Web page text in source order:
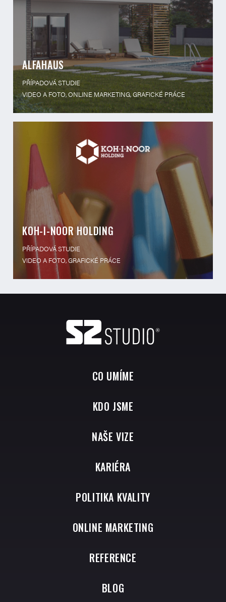
ALFAHAUS
PŘÍPADOVÁ STUDIE
VIDEO A FOTO, ONLINE MARKETING, GRAFICKÉ PRÁCE
KOH-I-NOOR HOLDING
PŘÍPADOVÁ STUDIE
VIDEO A FOTO, GRAFICKÉ PRÁCE
CO UMÍME
KDO JSME
NAŠE VIZE
KARIÉRA
POLITIKA KVALITY
ONLINE MARKETING
REFERENCE
BLOG